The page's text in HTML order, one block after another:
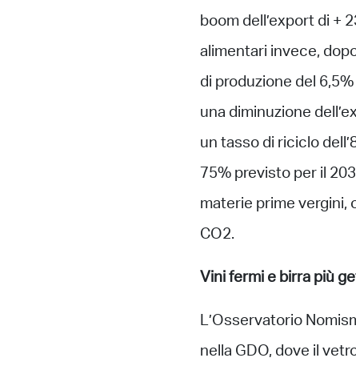
boom dell’export di +
alimentari invece,
di produzione del
una diminuzione
un tasso di riciclo
75% previsto per il
materie prime vergini,
CO2.
Vini fermi e birra più
L’Osservatorio
nella GDO, dove il